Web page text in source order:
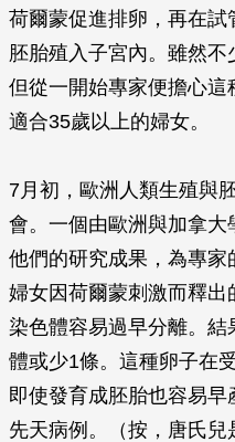
荷爾蒙促進排卵，再在
胚胎殖入子宮內。雖然不
但從一開始專家便擔心
適合35歲以上的婦女。
7月初，歐洲人類生殖與
會。一個由歐洲與加拿
他們的研究成果，為專
婦女因荷爾蒙刺激而釋出
染色體容易過早分離。
體或少1條。這種卵子在
即使發育成胚胎也容易
先天病例。（按，唐氏